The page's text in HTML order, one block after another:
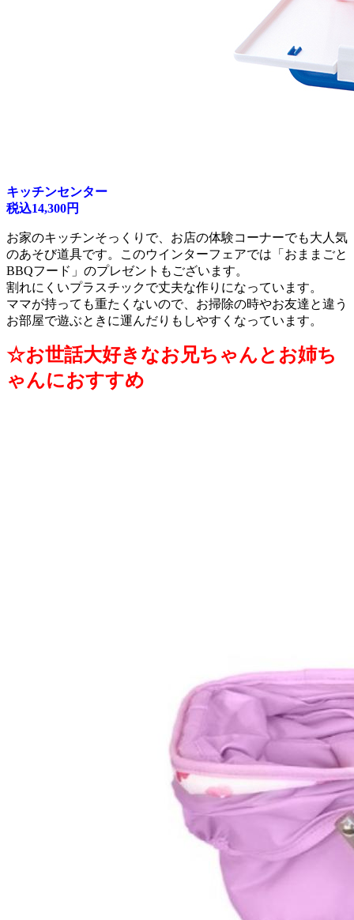
キッチンセンター
税込14,300円
お家のキッチンそっくりで、お店の体験コーナーでも大人気
のあそび道具です。このウインターフェアでは「おままごと
BBQフード」のプレゼントもございます。
割れにくいプラスチックで丈夫な作りになっています。
ママが持っても重たくないので、お掃除の時やお友達と違う
お部屋で遊ぶときに運んだりもしやすくなっています。
☆お世話大好きなお兄ちゃんとお姉ち
ゃんにおすすめ